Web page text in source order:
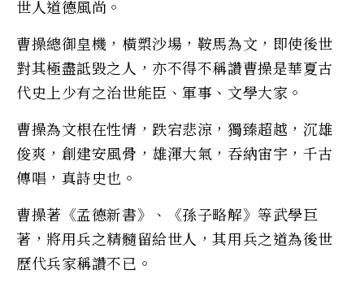
世人道德風尚。
曹操總御皇機，橫槊沙場，鞍馬為文，即使後世
對其極盡詆毀之人，亦不得不稱讚曹操是華夏古
代史上少有之治世能臣、軍事、文學大家。
曹操為文根在性情，跌宕悲涼，獨臻超越，沉雄
俊爽，創建安風骨，雄渾大氣，吞納宙宇，千古
傳唱，真詩史也。
曹操著《孟德新書》、《孫子略解》等武學巨
著，將用兵之精髓留給世人，其用兵之道為後世
歷代兵家稱讚不已。